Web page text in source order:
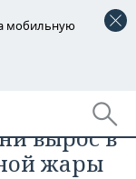
мобильную
вырос в
жары